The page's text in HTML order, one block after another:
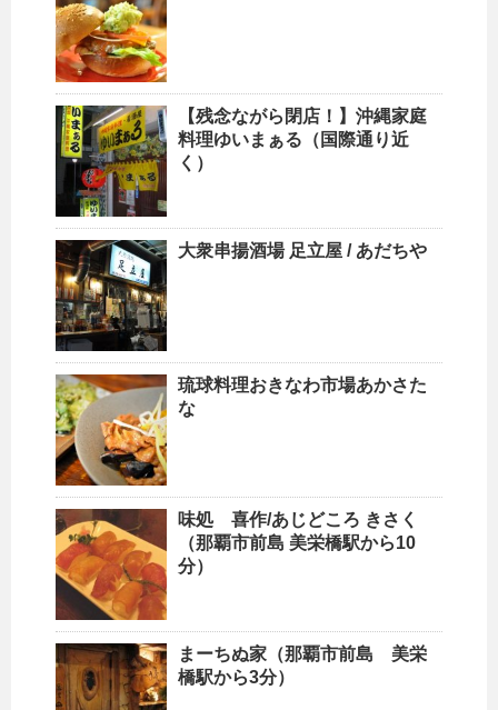
【残念ながら閉店！】沖縄家庭
料理ゆいまぁる（国際通り近
く）
大衆串揚酒場 足立屋 / あだちや
琉球料理おきなわ市場あかさた
な
味処 喜作/あじどころ きさく
（那覇市前島 美栄橋駅から10
分）
まーちぬ家（那覇市前島 美栄
橋駅から3分）